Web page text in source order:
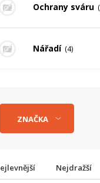
Ochrany sváru
Nářadí 4
ZNAČKA
Nejlevnější Nejdražší